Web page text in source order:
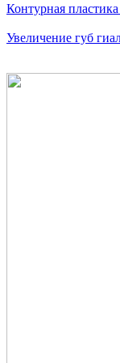
Контурная
Увеличение губ